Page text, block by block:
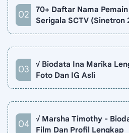
70+ Daftar Nama
Serigala SCTV (Sinetron
√ Biodata Ina Marika
Foto Dan IG Asli
√ Marsha Timothy -
Film Dan Profil Lengkap